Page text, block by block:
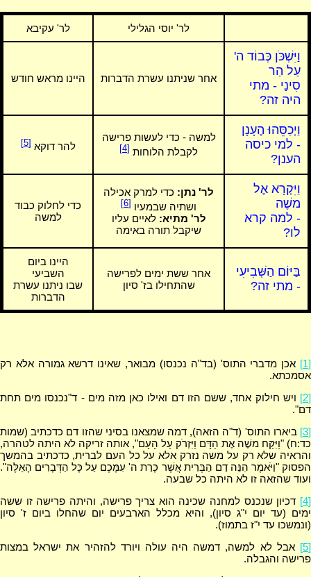
לר' יוסי הגלילי לר' עקיבא
וַיִּשְׁכֹּן כְּבוֹד ה'
עַל הַר
סִינַי - מתי
היה זה?
אחר שניתנו עשרת הדברות היינו מראש חודש
וַיְכַסֵּהוּ הֶעָנָן
- למי כיסה
הענן?
למשה - כדי לעשות פרישה
לקבלת הלוחות [4] להר דוקא[5]
וַיִּקְרָא אֶל
משֶׁה
- למה קרא
לו?
לר' נתן: כדי למרק אכילה
ושתיה שבמעיו [6]
לר' מתיא: לאיים עליו
שיקבל תורה באימה
כדי לחלוק כבוד
למשה
בַּיּוֹם הַשְּׁבִיעִי
- מתי זה?
אחר ששת ימים לפרישה
שהתחילו בז' סיון
היינו ביום
השביעי
שבו ניתנו עשרת
הדברות
[1]
אכן מדברי התוס' (בד"ה נכנסו) מבואר, שאינו דרשא גמורה אלא רק
אסמכתא.
[2]
ויש חילוק אחד, ששם הזו דם ואילו כאן מזה מים - ד"נכנסו מים תחת
דם".
[3]
ביארו התוס' (ד"ה הזאה), דמה שמצאנו בסיני שהזו דם כדכתיב (שמות
כד:ח) "וַיִּקַּח משֶׁה אֶת הַדָּם וַיִּזְרֹק עַל הָעָם", אותה זריקה לא היתה לטהרה,
והראיה שלא רק על משה נזרק אלא על כל העם לברית, כדכתיב בהמשך
הפסוק "וַיֹּאמֶר הִנֵּה דַם הַבְּרִית אֲשֶׁר כָּרַת ה' עִמָּכֶם עַל כָּל הַדְּבָרִים הָאֵלֶּה".
ועוד שהזאה זו לא היתה כל שבעה.
[4]
דכיון שנכנס למחנה שכינה הוא צריך פרישה, והיתה פרישה זו ששה
ימים (עד יום י"ג סיון), והיא מכלל הארבעים יום שהחלו ביום ז' סיון
(ונמשכו עד י"ז בתמוז).
[5]
אבל לא למשה, דמשה היה עולה ויורד להזהיר את ישראל במצות
פרישה והגבלה.